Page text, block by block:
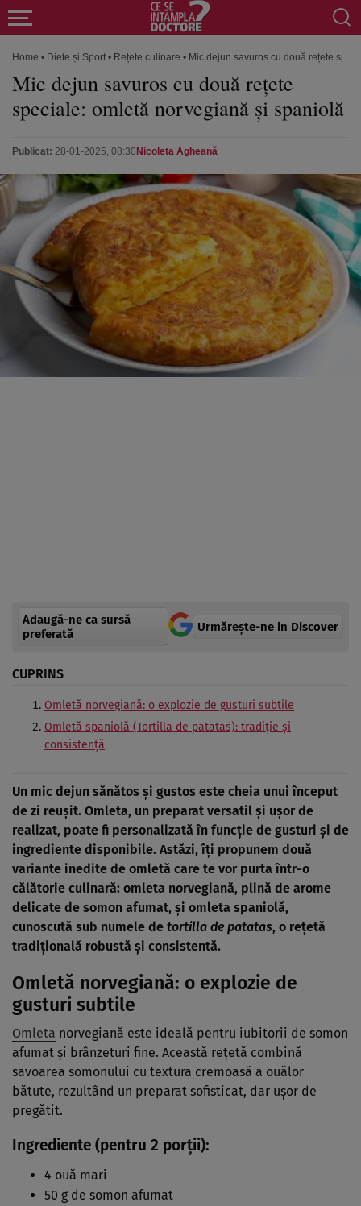
Home • Diete și Sport • Rețete culinare • Mic dejun savuros cu două rețete
Mic dejun savuros cu două rețete
speciale: omletă norvegiană și spaniolă
Publicat: 28-01-2025, 08:30 Nicoleta Agheană
Adaugă-ne ca sursă
preferată
Urmărește-ne in Discover
CUPRINS
Omletă norvegiană: o explozie de gusturi subtile
Omletă spaniolă (Tortilla de patatas): tradiție și
consistență
Un mic dejun sănătos și gustos este cheia unui început
de zi reușit. Omleta, un preparat versatil și ușor de
realizat, poate fi personalizată în funcție de gusturi și de
ingrediente disponibile. Astăzi, îți propunem două
variante inedite de omletă care te vor purta într-o
călătorie culinară: omleta norvegiană, plină de arome
delicate de somon afumat, și omleta spaniolă,
cunoscută sub numele de tortilla de patatas, o rețetă
tradițională robustă și consistentă.
Omletă norvegiană: o explozie de
gusturi subtile
Omleta norvegiană este ideală pentru iubitorii de somon
afumat și brânzeturi fine. Această rețetă combină
savoarea somonului cu textura cremoasă a ouălor
bătute, rezultând un preparat sofisticat, dar ușor de
pregătit.
Ingrediente (pentru 2 porții):
4 ouă mari
50 g de somon afumat